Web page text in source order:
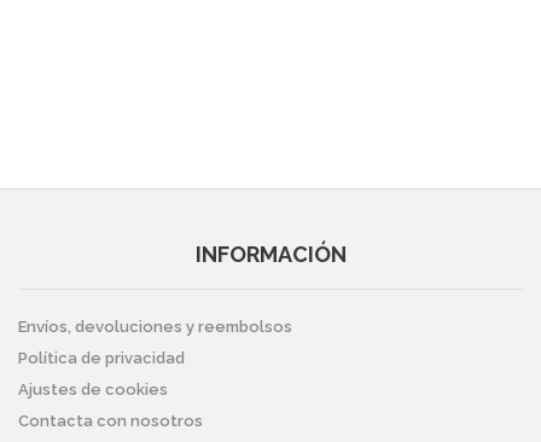
INFORMACIÓN
Envíos, devoluciones y reembolsos
Política de privacidad
Ajustes de cookies
Contacta con nosotros